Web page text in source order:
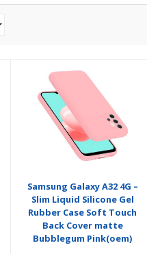
Samsung Galaxy A32 4G –
Slim Liquid Silicone Gel
Rubber Case Soft Touch
Back Cover matte
Bubblegum Pink(oem)